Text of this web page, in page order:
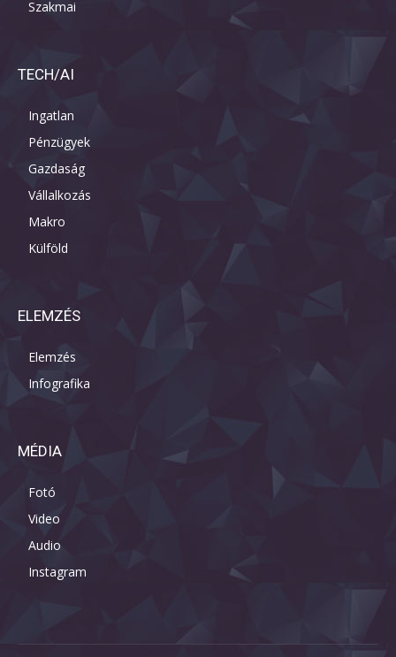
Szakmai
TECH/AI
Ingatlan
Pénzügyek
Gazdaság
Vállalkozás
Makro
Külföld
ELEMZÉS
Elemzés
Infografika
MÉDIA
Fotó
Video
Audio
Instagram